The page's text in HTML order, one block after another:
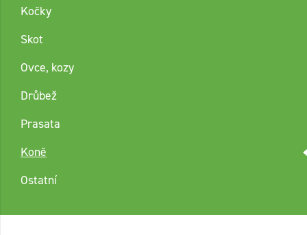
Kočky
Skot
Ovce, kozy
Drůbež
Prasata
Koně
Ostatní